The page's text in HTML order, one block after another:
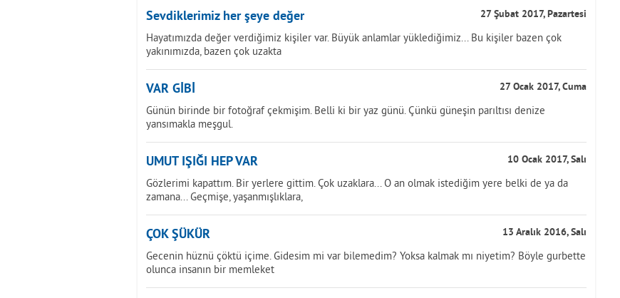
Sevdiklerimiz her şeye değer 27 Şubat 2017, Pazartesi
Hayatımızda değer verdiğimiz kişiler var. Büyük anlamlar yüklediğimiz... Bu kişiler bazen çok
yakınımızda, bazen çok uzakta
VAR GİBİ 27 Ocak 2017, Cuma
Günün birinde bir fotoğraf çekmişim. Belli ki bir yaz günü. Çünkü güneşin parıltısı denize
yansımakla meşgul.
UMUT IŞIĞI HEP VAR 10 Ocak 2017, Salı
Gözlerimi kapattım. Bir yerlere gittim. Çok uzaklara... O an olmak istediğim yere belki de ya da
zamana... Geçmişe, yaşanmışlıklara,
ÇOK ŞÜKÜR 13 Aralık 2016, Salı
Gecenin hüznü çöktü içime. Gidesim mi var bilemedim? Yoksa kalmak mı niyetim? Böyle gurbette
olunca insanın bir memleket